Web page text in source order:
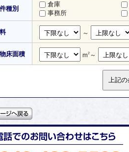
種別
倉庫
事務所
～
床面積 m2 ～